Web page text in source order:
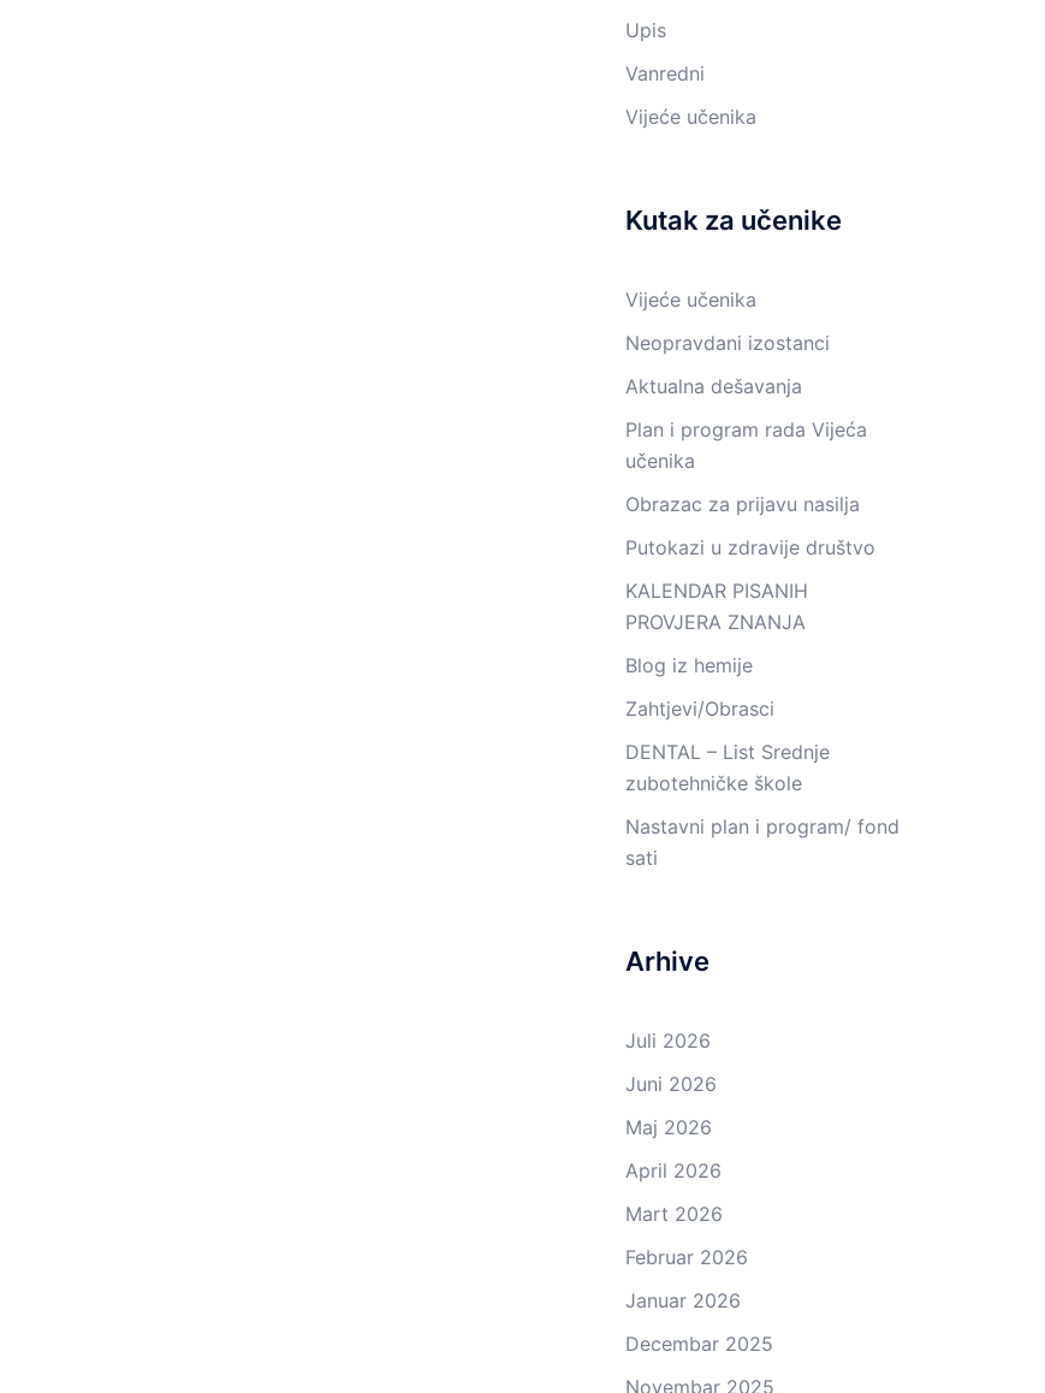
Upis
Vanredni
Vijeće učenika
Kutak za učenike
Vijeće učenika
Neopravdani izostanci
Aktualna dešavanja
Plan i program rada Vijeća
učenika
Obrazac za prijavu nasilja
Putokazi u zdravije društvo
KALENDAR PISANIH
PROVJERA ZNANJA
Blog iz hemije
Zahtjevi/Obrasci
DENTAL – List Srednje
zubotehničke škole
Nastavni plan i program/ fond
sati
Arhive
Juli 2026
Juni 2026
Maj 2026
April 2026
Mart 2026
Februar 2026
Januar 2026
Decembar 2025
Novembar 2025